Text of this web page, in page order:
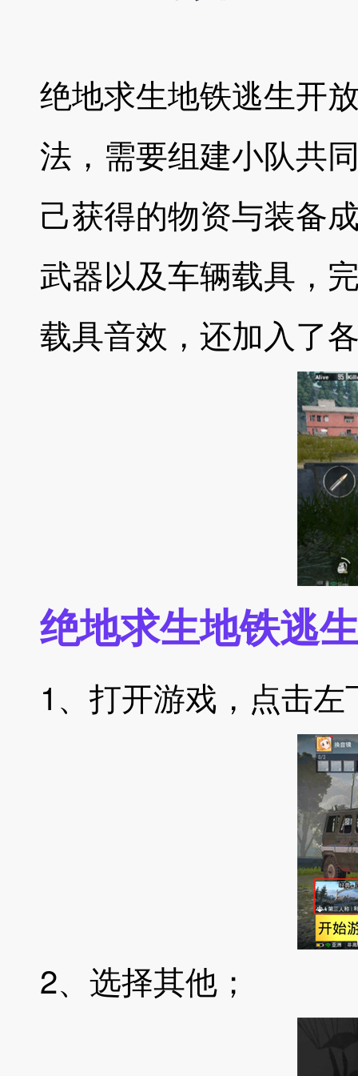
绝地求生地铁逃生开
法，需要组建小队共
己获得的物资与装备
武器以及车辆载具，
载具音效，还加入了
绝地求生地铁逃
1、打开游戏，点击
2、选择其他；